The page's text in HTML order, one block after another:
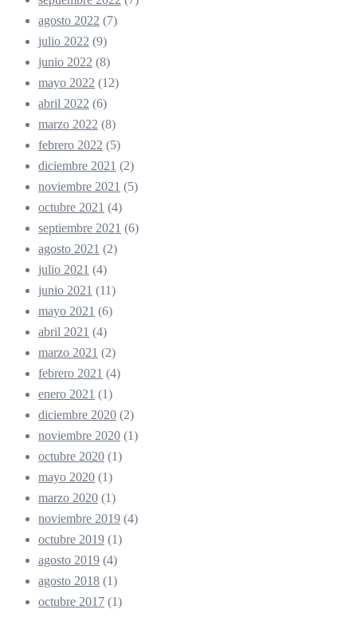
agosto 2022 (7)
julio 2022 (9)
junio 2022 (8)
mayo 2022 (12)
abril 2022 (6)
marzo 2022 (8)
febrero 2022 (5)
diciembre 2021 (2)
noviembre 2021 (5)
octubre 2021 (4)
septiembre 2021 (6)
agosto 2021 (2)
julio 2021 (4)
junio 2021 (11)
mayo 2021 (6)
abril 2021 (4)
marzo 2021 (2)
febrero 2021 (4)
enero 2021 (1)
diciembre 2020 (2)
noviembre 2020 (1)
octubre 2020 (1)
mayo 2020 (1)
marzo 2020 (1)
noviembre 2019 (4)
octubre 2019 (1)
agosto 2019 (4)
agosto 2018 (1)
octubre 2017 (1)